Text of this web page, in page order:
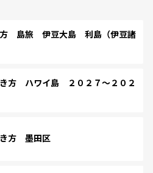
島旅 伊豆大島 利島（伊豆諸
方 ハワイ島 ２０２７～２０２
方 墨田区